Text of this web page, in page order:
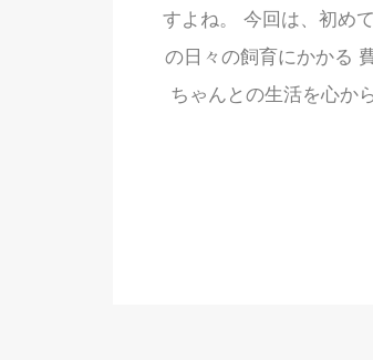
すよね。 今回は、初め
の日々の飼育にかかる
ちゃんとの生活を心か